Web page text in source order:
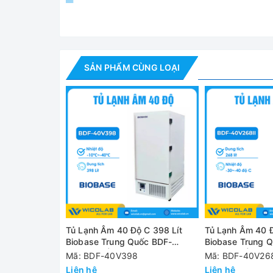
Tủ Lạnh Âm 40 Độ C
Tính năng nổi bật Tủ lạnh -
✅ Đặc biệt tủ rất phù hợp cho việc bảo quản
sâu như: Vắc xin Comirnaty của Pfizer -
COVID-19 của hãng Moderna (-15 đến -50 độ C/
Điều khiển và kiểm soát tốt nhiệt độ - Độ đồng
SẢN PHẨM CÙNG LOẠI
Tủ Lạnh Âm 40 Độ C 398 Lít
Biobase Trung Quốc BDF-
40V398II | 3 Khay
Mã: BDF-40V398
Liên hệ
Tủ Lạnh Âm 40
Biobase Trung
40V268II | 4
Mã: BDF-
Liên hệ